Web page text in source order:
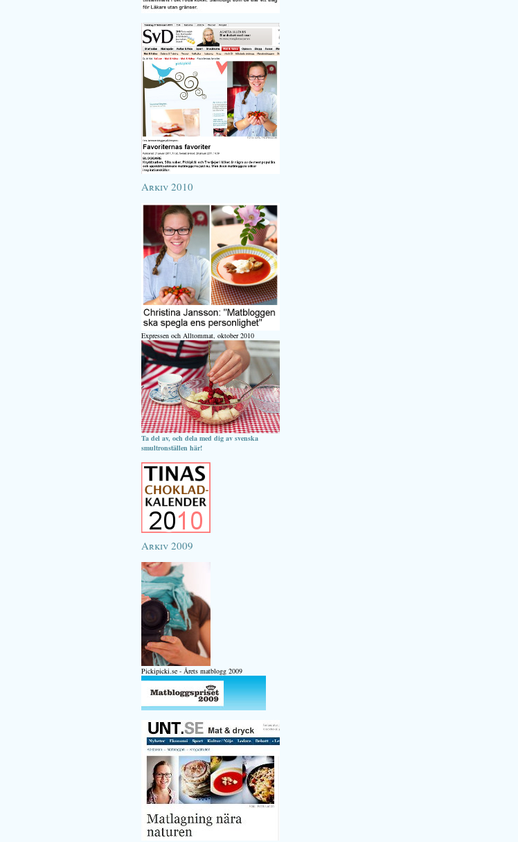
Arkiv 2010
Expressen och Alltommat, oktober 2010
Ta del av, och dela med dig av svenska
smultronställen här!
Arkiv 2009
Pickipicki.se - Årets matblogg 2009